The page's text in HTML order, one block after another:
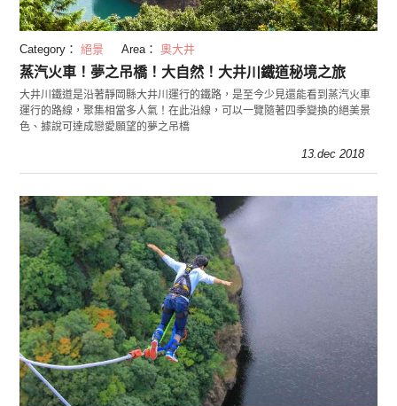
Category： 絕景 Area： 奧大井
蒸汽火車！夢之吊橋！大自然！大井川鐵道秘境之旅
大井川鐵道是沿著靜岡縣大井川運行的鐵路，是至今少見還能看到蒸汽火車
運行的路線，聚集相當多人氣！在此沿線，可以一覽隨著四季變換的絕美景
色、據說可達成戀愛願望的夢之吊橋
13.dec 2018